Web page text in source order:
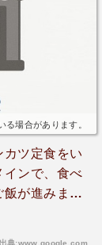
る場合があります。
ツ定食をい
インで、食べ
飯が進みます
のタレが絡
出典:www.google.com